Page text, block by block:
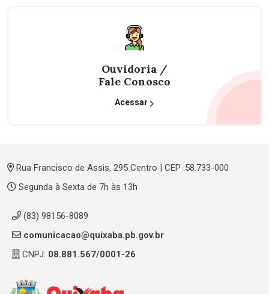
Ouvidoria /
Fale Conosco
Acessar
Rua Francisco de Assis, 295 Centro | CEP :58.733-000
Segunda à Sexta de 7h às 13h
(83) 98156-8089
comunicacao@quixaba.pb.gov.br
CNPJ: 08.881.567/0001-26